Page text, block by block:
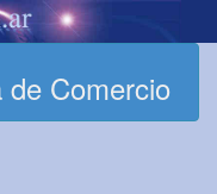
de Comercio